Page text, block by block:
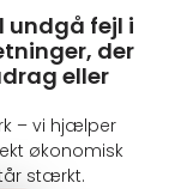
undgå fejl i
der
eller
– vi hjælper
økonomisk
stærkt.